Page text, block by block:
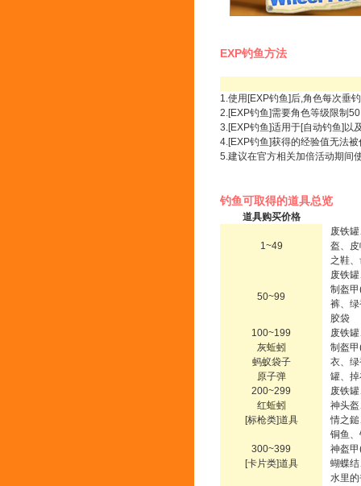
EXP钓鱼方法
1.使用[EXP钓鱼]后,角色每次垂
2.[EXP钓鱼]需要角色等级限制
3.[EXP钓鱼]适用于[自动钓鱼]以
4.[EXP钓鱼]获得的经验值无法
5.建议在官方相关加倍活动期间
钓鱼可取得的道具总览
道具购买价格
1~49
废铁
盔、
之鞋
50~99
废铁
制盔
裤、
胶袋
100~199
灰蚯蚓
蚂蚁袋子
原子弹
废铁
制盔
衣、
罐、
200~299
红蚯蚓
[标枪类]道具
废铁
神头
情之
300~399
[卡片类]道具
铜鱼
神盔
蝴蝶
水里